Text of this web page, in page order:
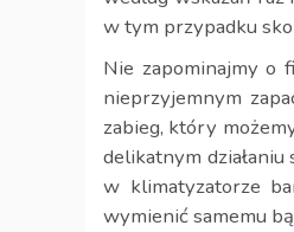
w tym przypadku
Nie zapominajmy o
nieprzyjemnym
zabieg, który
delikatnym
w klimatyzatorze
wymienić samemu